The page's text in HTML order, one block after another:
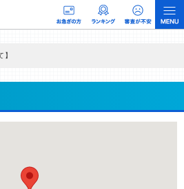
】
、当編集部の調査／ユーザーへの口コミ収集な
提供を行っています。